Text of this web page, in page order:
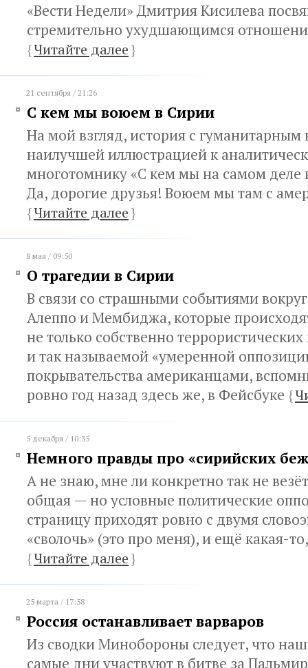
«Вести Недели» Дмитрия Кисилева
стремительно ухудшающимся
{Читайте далее}
21 сентября / 21:26
С кем мы воюем в Сирии
На мой взгляд, история с гуманитарным
наилучшей иллюстрацией к
многотомнику «С кем мы на самом деле
Да, дорогие друзья! Воюем мы там с
{Читайте далее}
8 мая / 09:50
О трагедии в Сирии
В связи со страшными событиями
Алеппо и Мембиджа, которые
не только собственно
и так называемой «умеренной
покрывательства американцами,
ровно год назад здесь же, в Фейсбуке {
5 декабря / 10:35
Немного правды про «сирийских
А не знаю, мне ли конкретно так не
общая — но условные политические
страницу приходят ровно с двумя
«сволочь» (это про меня), и ещё какая-
{Читайте далее}
25 марта / 17:58
Россия останавливает варваров
Из сводки Минобороны следует, что
самые дни участвуют в битве за